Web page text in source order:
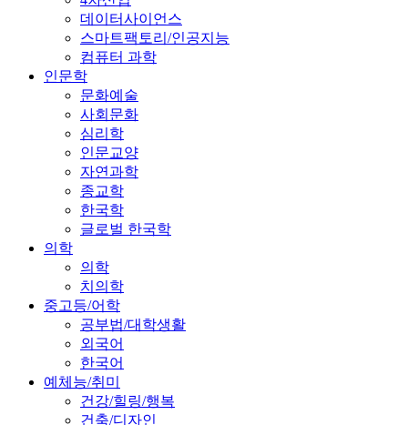
데이터사이언스
스마트팩토리/인공지능
컴퓨터 과학
인문학
문화예술
사회문화
심리학
인문교양
자연과학
종교학
한국학
글로벌 한국학
의학
의학
치의학
중고등/어학
공부법/대학생활
외국어
한국어
예체능/취미
건강/힐링/행복
건축/디자인